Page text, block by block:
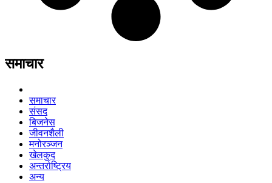
समाचार
समाचार
संसद
बिजनेस
जीवनशैली
मनोरञ्जन
खेलकुद
अन्तर्राष्ट्रिय
अन्य